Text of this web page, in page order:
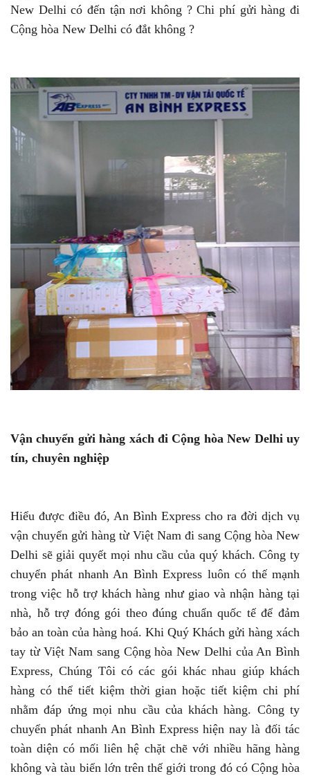
New Delhi có đến tận nơi không ? Chi phí gửi hàng đi
Cộng hòa New Delhi có đắt không ?
Vận chuyển gửi hàng xách đi Cộng hòa New Delhi uy
tín, chuyên nghiệp
Hiểu được điều đó, An Bình Express cho ra đời dịch vụ
vận chuyển gửi hàng từ Việt Nam đi sang Cộng hòa New
Delhi sẽ giải quyết mọi nhu cầu của quý khách. Công ty
chuyển phát nhanh An Bình Express luôn có thế mạnh
trong việc hỗ trợ khách hàng như giao và nhận hàng tại
nhà, hỗ trợ đóng gói theo đúng chuẩn quốc tế để đảm
bảo an toàn của hàng hoá. Khi Quý Khách gửi hàng xách
tay từ Việt Nam sang Cộng hòa New Delhi của An Bình
Express, Chúng Tôi có các gói khác nhau giúp khách
hàng có thể tiết kiệm thời gian hoặc tiết kiệm chi phí
nhằm đáp ứng mọi nhu cầu của khách hàng. Công ty
chuyển phát nhanh An Bình Express hiện nay là đối tác
toàn diện có mối liên hệ chặt chẽ với nhiều hãng hàng
không và tàu biển lớn trên thế giới trong đó có Cộng hòa